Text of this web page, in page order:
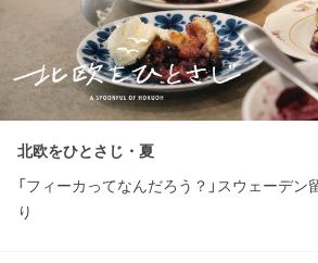
北欧をひとさじ・夏
「フィーカってなんだろう？」スウェーデン
り